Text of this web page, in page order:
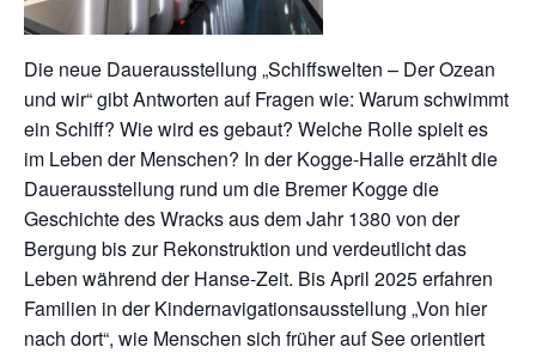
Die neue Dauerausstellung „Schiffswelten – Der Ozean
und wir“ gibt Antworten auf Fragen wie: Warum schwimmt
ein Schiff? Wie wird es gebaut? Welche Rolle spielt es
im Leben der Menschen? In der Kogge-Halle erzählt die
Dauerausstellung rund um die Bremer Kogge die
Geschichte des Wracks aus dem Jahr 1380 von der
Bergung bis zur Rekonstruktion und verdeutlicht das
Leben während der Hanse-Zeit. Bis April 2025 erfahren
Familien in der Kindernavigationsausstellung „Von hier
nach dort“, wie Menschen sich früher auf See orientiert